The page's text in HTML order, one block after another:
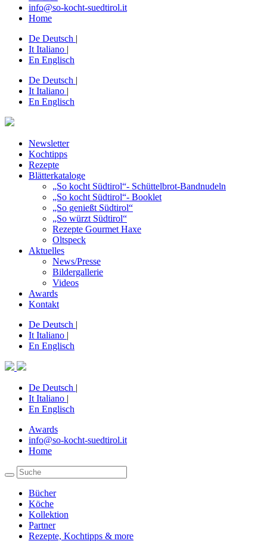
info@so-kocht-suedtirol.it
Home
De Deutsch |
It Italiano |
En Englisch
De Deutsch |
It Italiano |
En Englisch
Newsletter
Kochtipps
Rezepte
Blätterkataloge
„So kocht Südtirol“- Schüttelbrot-Bandnudeln
„So kocht Südtirol“- Booklet
„So genießt Südtirol“
„So würzt Südtirol“
Rezepte Gourmet Haxe
Oltspeck
Aktuelles
News/Presse
Bildergallerie
Videos
Awards
Kontakt
De Deutsch |
It Italiano |
En Englisch
De Deutsch |
It Italiano |
En Englisch
Awards
info@so-kocht-suedtirol.it
Home
Bücher
Köche
Kollektion
Partner
Rezepte, Kochtipps & more